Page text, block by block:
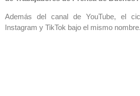
Además del canal de YouTube, el
Instagram y TikTok bajo el mismo nombre.